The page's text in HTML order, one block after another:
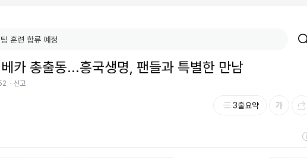
베카 총출동...흥국생명, 팬들과 특별한 만남
신고
3줄요약